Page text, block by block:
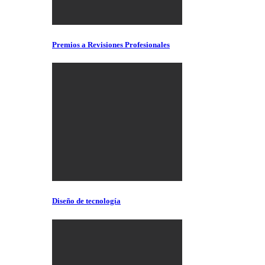
Premios a Revisiones Profesionales
Diseño de tecnología